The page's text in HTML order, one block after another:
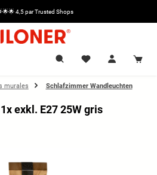
4,5 par Trusted Shops
murales Schlafzimmer Wandleuchten
exkl. E27 25W gris